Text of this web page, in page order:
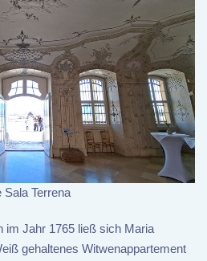
Sala Terrena
im Jahr 1765 ließ sich Maria
gehaltenes Witwenappartement